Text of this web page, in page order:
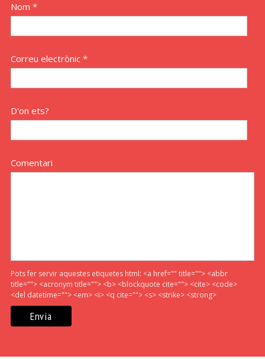
Nom *
Correu electrònic *
D'on ets?
Comentari
Pots fer servir aquestes etiquetes html: <a href="" title=""> <abbr
title=""> <acronym title=""> <b> <blockquote cite=""> <cite> <code>
<del datetime=""> <em> <i> <q cite=""> <s> <strike> <strong>